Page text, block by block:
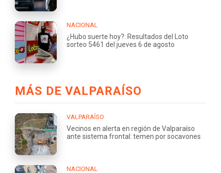
NACIONAL
¿Hubo suerte hoy?: Resultados del Loto
sorteo 5461 del jueves 6 de agosto
MÁS DE VALPARAÍSO
VALPARAÍSO
Vecinos en alerta en región de Valparaíso
ante sistema frontal: temen por socavones
NACIONAL